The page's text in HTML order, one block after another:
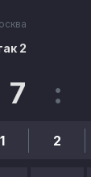
2
7 :
1 2